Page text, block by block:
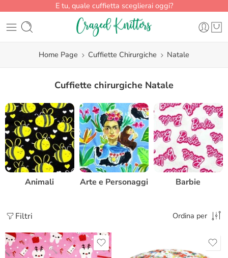
E tu, quale cuffietta sceglierai oggi?
Home Page Cuffiette Chirurgiche Natale
Cuffiette chirurgiche Natale
Animali Arte e Personaggi Barbie
Filtri Ordina per